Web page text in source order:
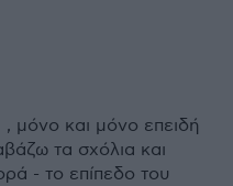
, μόνο και μόνο επειδή
τα σχόλια και
- το επίπεδο του